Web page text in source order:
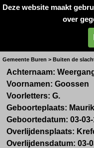
Deze website maakt
over
Dhr. G. Weergang uit
Gemeente Buren > Buiten de
Achternaam:
Voornamen: Goossen
Voorletters: G.
Geboorteplaats: Maurik
Geboortedatum: 03-
Overlijdensplaats:
Overlijdensdatum: 03-